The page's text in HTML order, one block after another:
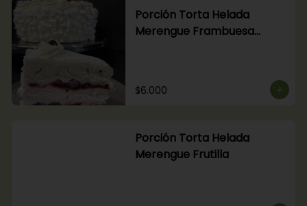
Porción Torta Helada
Merengue Frambuesa
$6.000
Porción Torta Helada
Merengue Frutilla